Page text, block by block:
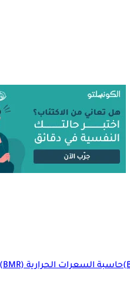
حاسبة السعرات الحرارية (BMR)